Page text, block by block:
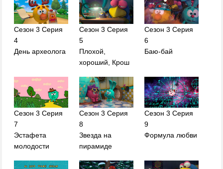
Сезон 3 Серия
4
День археолога
Сезон 3 Серия
5
Плохой,
хороший, Крош
Сезон 3 Серия
6
Баю-бай
Сезон 3 Серия
7
Эстафета
молодости
Сезон 3 Серия
8
Звезда на
пирамиде
Сезон 3 Серия
9
Формула любви